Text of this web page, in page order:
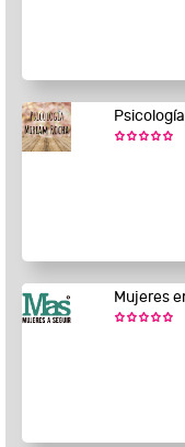
Mujeres